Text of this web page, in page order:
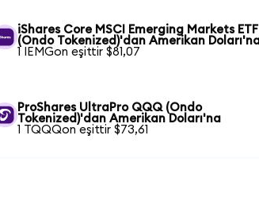
iShares Core MSCI Emerging Markets ETF
(Ondo Tokenized)'dan Amerikan
1 IEMGon eşittir $81,07
ProShares UltraPro QQQ (Ondo
Tokenized)'dan Amerikan Doları'na
1 TQQQon eşittir $73,61